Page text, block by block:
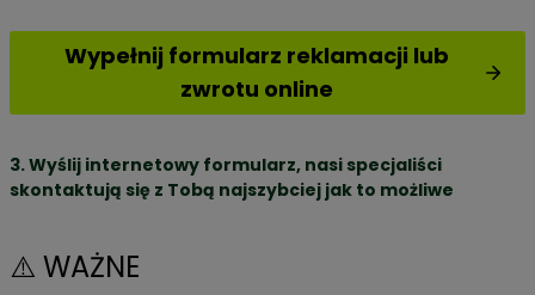
Wypełnij formularz reklamacji lub
zwrotu online
3. Wyślij internetowy formularz, nasi specjaliści
skontaktują się z Tobą najszybciej jak to możliwe
⚠️ WAŻNE